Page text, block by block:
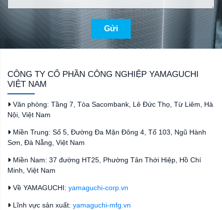
Gửi
CÔNG TY CỔ PHẦN CÔNG NGHIỆP YAMAGUCHI
VIỆT NAM
Văn phòng: Tầng 7, Tòa Sacombank, Lê Đức Thọ, Từ Liêm, Hà
Nội, Việt Nam
Miền Trung: Số 5, Đường Đa Mặn Đông 4, Tổ 103, Ngũ Hành
Sơn, Đà Nẵng, Việt Nam
Miền Nam: 37 đường HT25, Phường Tân Thới Hiệp, Hồ Chí
Minh, Việt Nam
Về YAMAGUCHI: yamaguchi-corp.vn
Lĩnh vực sản xuất: yamaguchi-mfg.vn